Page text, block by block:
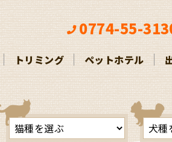
0774-55-
トリミング ペットホテル